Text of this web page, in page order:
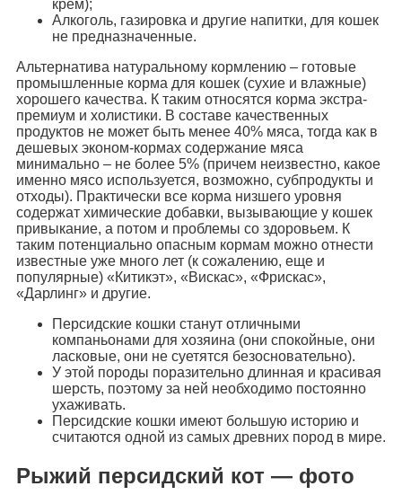
крем);
Алкоголь, газировка и другие напитки, для кошек
не предназначенные.
Альтернатива натуральному кормлению – готовые
промышленные корма для кошек (сухие и влажные)
хорошего качества. К таким относятся корма экстра-
премиум и холистики. В составе качественных
продуктов не может быть менее 40% мяса, тогда как в
дешевых эконом-кормах содержание мяса
минимально – не более 5% (причем неизвестно, какое
именно мясо используется, возможно, субпродукты и
отходы). Практически все корма низшего уровня
содержат химические добавки, вызывающие у кошек
привыкание, а потом и проблемы со здоровьем. К
таким потенциально опасным кормам можно отнести
известные уже много лет (к сожалению, еще и
популярные) «Китикэт», «Вискас», «Фрискас»,
«Дарлинг» и другие.
Персидские кошки станут отличными
компаньонами для хозяина (они спокойные, они
ласковые, они не суетятся безосновательно).
У этой породы поразительно длинная и красивая
шерсть, поэтому за ней необходимо постоянно
ухаживать.
Персидские кошки имеют большую историю и
считаются одной из самых древних пород в мире.
Рыжий персидский кот — фото